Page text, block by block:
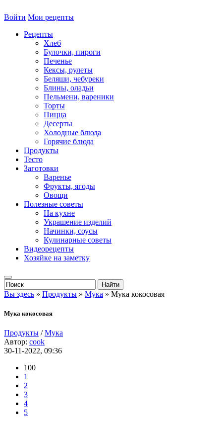
Войти Мои рецепты
Рецепты
Хлеб
Булочки, пироги
Печенье
Кексы, рулеты
Беляши, чебуреки
Блины, оладьи
Пельмени, вареники
Торты
Пицца
Десерты
Холодные блюда
Горячие блюда
Продукты
Тесто
Заготовки
Варенье
Фрукты, ягоды
Овощи
Полезные советы
На кухне
Украшение изделий
Начинки, соусы
Кулинарные советы
Видеорецепты
Хозяйке на заметку
Вы здесь » Продукты » Мука » Мука кокосовая
Мука кокосовая
Продукты /Мука
Автор: cook
30-11-2022, 09:36
100
1
2
3
4
5